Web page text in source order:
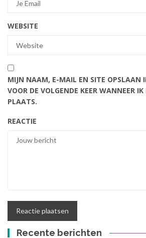
WEBSITE
MIJN NAAM, E-MAIL EN SITE OPSLAAN
VOOR DE VOLGENDE KEER WANNEER IK
PLAATS.
REACTIE
Recente berichten